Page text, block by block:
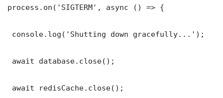
process.on('SIGTERM', async () => {
console.log('Shutting down gracefully...');
await database.close();
await redisCache.close();